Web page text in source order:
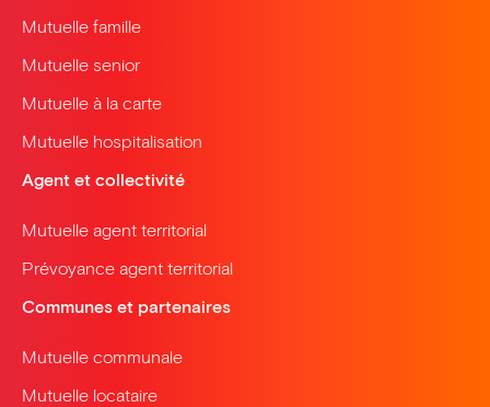
Mutuelle famille
Mutuelle senior
Mutuelle à la carte
Mutuelle hospitalisation
Agent et collectivité
Mutuelle agent territorial
Prévoyance agent territorial
Communes et partenaires
Mutuelle communale
Mutuelle locataire